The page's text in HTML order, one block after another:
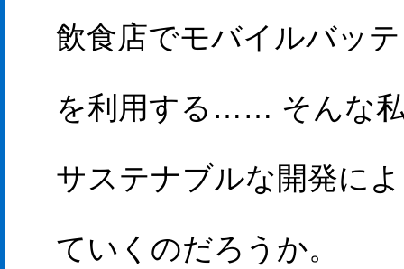
飲食店でモバイルバッ
を利用する…… そんな
サステナブルな開発に
ていくのだろうか。